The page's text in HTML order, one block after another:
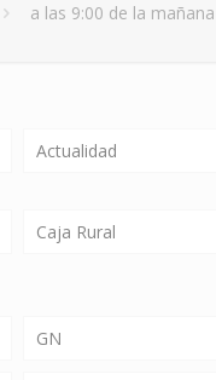
a las 9:00 de la mañana
Actualidad
Caja Rural
GN